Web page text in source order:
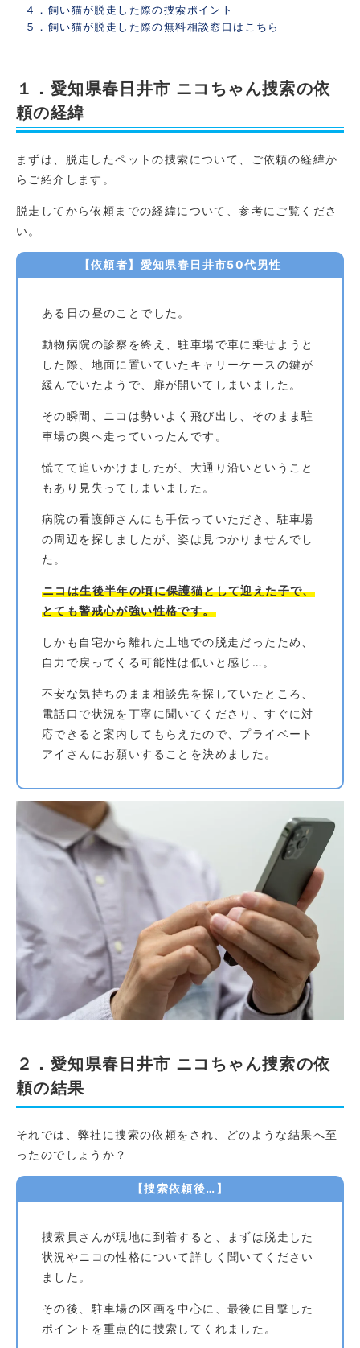
４．飼い猫が脱走した際の捜索ポイント
５．飼い猫が脱走した際の無料相談窓口はこちら
１．愛知県春日井市 ニコちゃん捜索の依
頼の経緯
まずは、脱走したペットの捜索について、ご依頼の経緯か
らご紹介します。
脱走してから依頼までの経緯について、参考にご覧くださ
い。
【依頼者】愛知県春日井市50代男性
ある日の昼のことでした。
動物病院の診察を終え、駐車場で車に乗せようと
した際、地面に置いていたキャリーケースの鍵が
緩んでいたようで、扉が開いてしまいました。
その瞬間、ニコは勢いよく飛び出し、そのまま駐
車場の奥へ走っていったんです。
慌てて追いかけましたが、大通り沿いということ
もあり見失ってしまいました。
病院の看護師さんにも手伝っていただき、駐車場
の周辺を探しましたが、姿は見つかりませんでし
た。
ニコは生後半年の頃に保護猫として迎えた子で、
とても警戒心が強い性格です。
しかも自宅から離れた土地での脱走だったため、
自力で戻ってくる可能性は低いと感じ…。
不安な気持ちのまま相談先を探していたところ、
電話口で状況を丁寧に聞いてくださり、すぐに対
応できると案内してもらえたので、プライベート
アイさんにお願いすることを決めました。
２．愛知県春日井市 ニコちゃん捜索の依
頼の結果
それでは、弊社に捜索の依頼をされ、どのような結果へ至
ったのでしょうか？
【捜索依頼後…】
捜索員さんが現地に到着すると、まずは脱走した
状況やニコの性格について詳しく聞いてください
ました。
その後、駐車場の区画を中心に、最後に目撃した
ポイントを重点的に捜索してくれました。